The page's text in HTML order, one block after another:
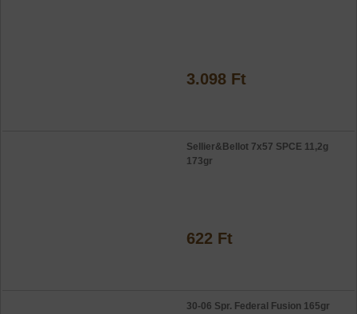
3.098 Ft
Sellier&Bellot 7x57 SPCE 11,2g
173gr
622 Ft
30-06 Spr. Federal Fusion 165gr